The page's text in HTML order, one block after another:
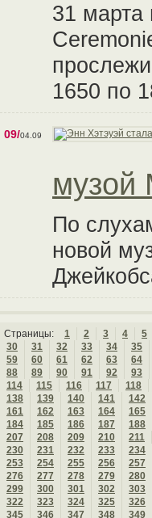
31 марта
1650 по
09/04.09
музой
По
новой
Страницы: 1 2 3 4 5
30
31 32 33 34 35
59
60 61 62 63 64
88
89 90 91 92 93
114
115 116 117 118
138
139 140 141 142
161
162 163 164 165
184
185 186 187 188
207
208 209 210 211
230
231 232 233 234
253
254 255 256 257
276
277 278 279 280
299
300 301 302 303
322
323 324 325 326
345
346 347 348 349